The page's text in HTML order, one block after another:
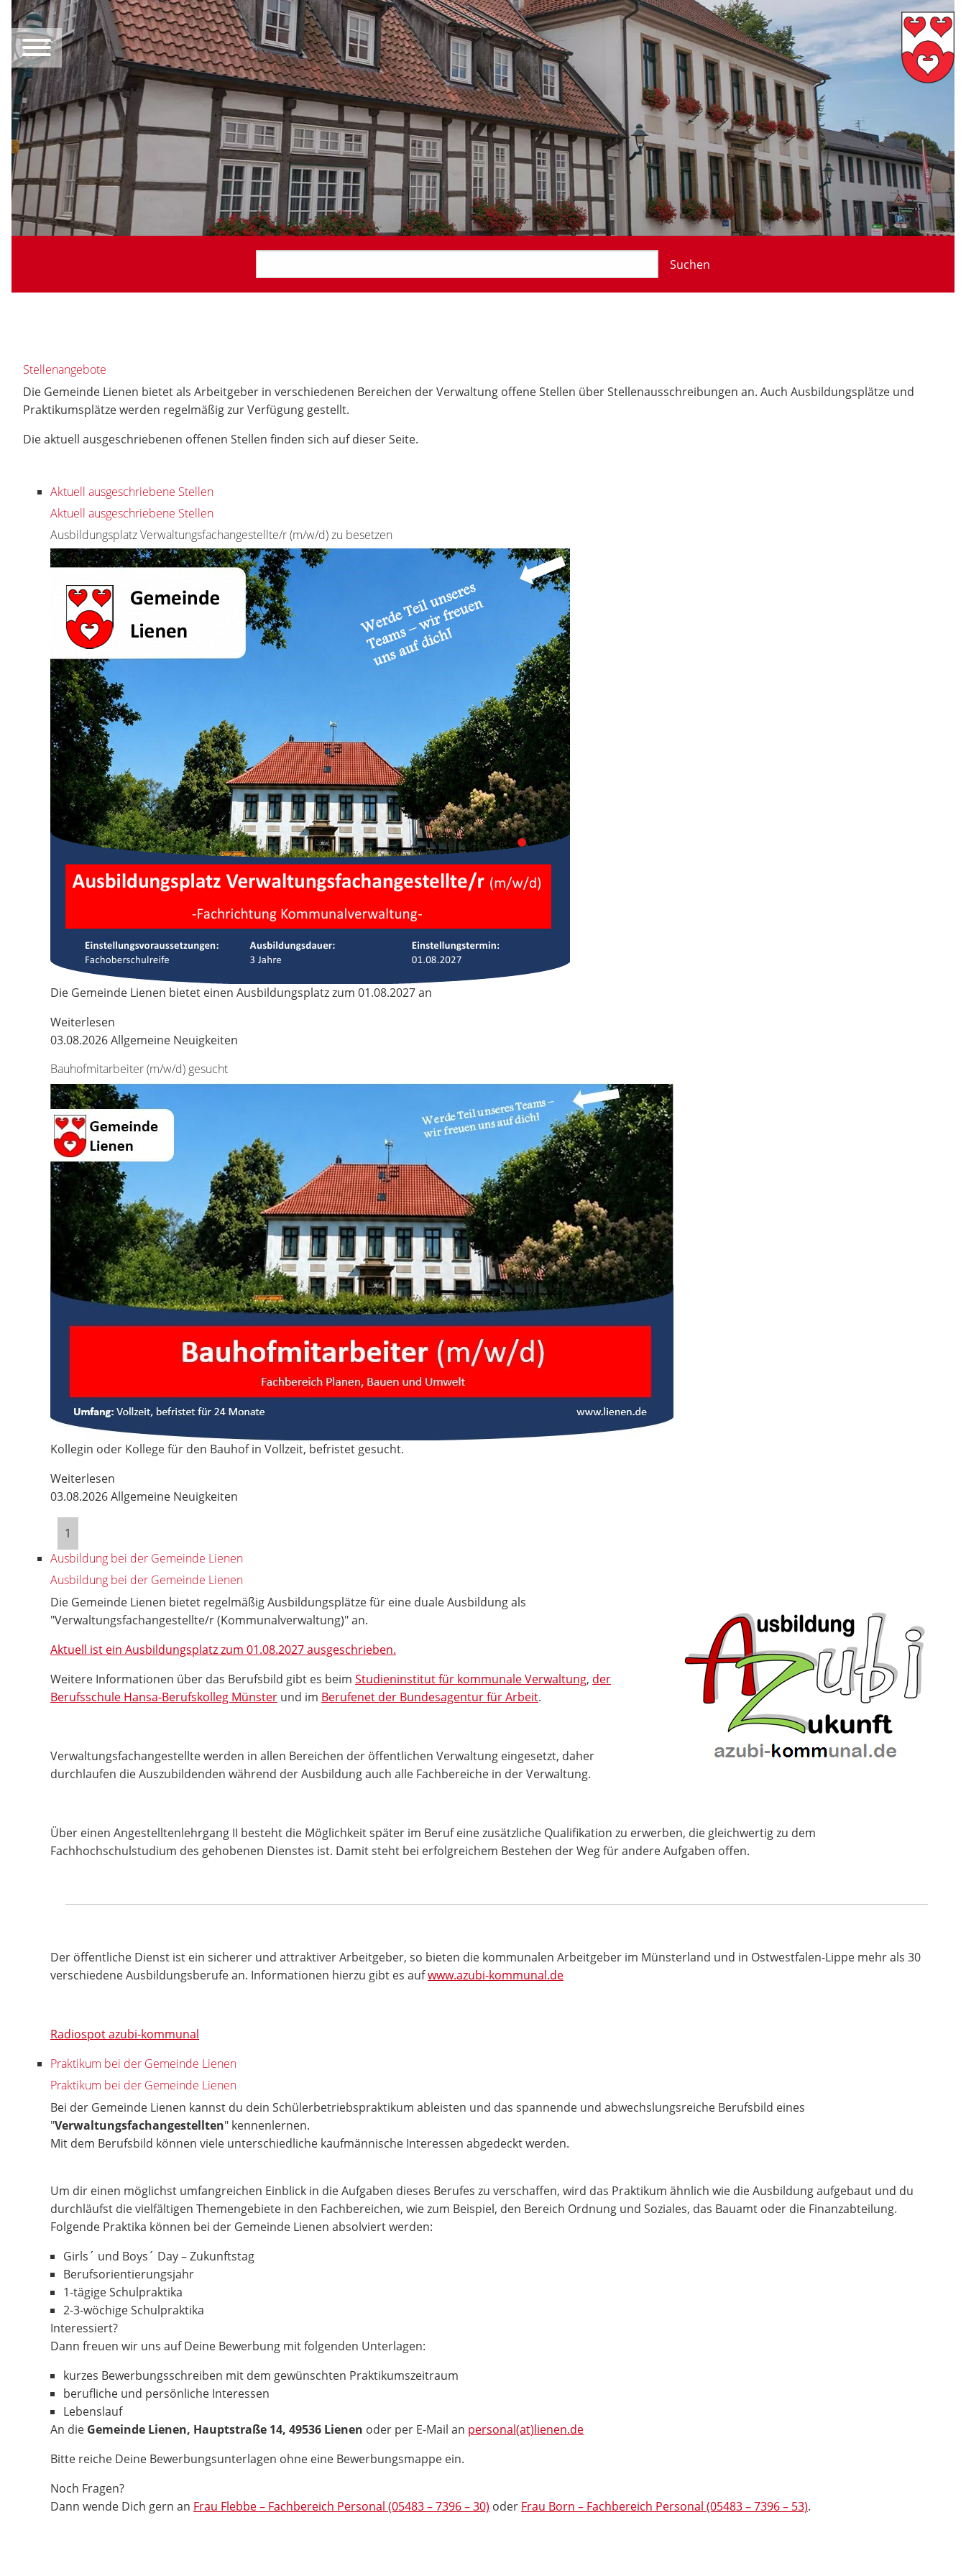
Suchen
Stellenangebote
Die Gemeinde Lienen bietet als Arbeitgeber in verschiedenen Bereichen der Verwaltung offene Stellen über Stellenausschreibungen an. Auch Ausbildungsplätze und
Praktikumsplätze werden regelmäßig zur Verfügung gestellt.
Die aktuell ausgeschriebenen offenen Stellen finden sich auf dieser Seite.
Aktuell ausgeschriebene Stellen
Aktuell ausgeschriebene Stellen
Ausbildungsplatz Verwaltungsfachangestellte/r (m/w/d) zu besetzen
Die Gemeinde Lienen bietet einen Ausbildungsplatz zum 01.08.2027 an
Weiterlesen
03.08.2026Allgemeine Neuigkeiten
Bauhofmitarbeiter (m/w/d) gesucht
Kollegin oder Kollege für den Bauhof in Vollzeit, befristet gesucht.
Weiterlesen
03.08.2026Allgemeine Neuigkeiten
1
Ausbildung bei der Gemeinde Lienen
Ausbildung bei der Gemeinde Lienen
Die Gemeinde Lienen bietet regelmäßig Ausbildungsplätze für eine duale Ausbildung als
"Verwaltungsfachangestellte/r (Kommunalverwaltung)" an.
Aktuell ist ein Ausbildungsplatz zum 01.08.2027 ausgeschrieben.
Weitere Informationen über das Berufsbild gibt es beim Studieninstitut für kommunale Verwaltung, der
Berufsschule Hansa-Berufskolleg Münster und im Berufenet der Bundesagentur für Arbeit.
Verwaltungsfachangestellte werden in allen Bereichen der öffentlichen Verwaltung eingesetzt, daher
durchlaufen die Auszubildenden während der Ausbildung auch alle Fachbereiche in der Verwaltung.
Über einen Angestelltenlehrgang II besteht die Möglichkeit später im Beruf eine zusätzliche Qualifikation zu erwerben, die gleichwertig zu dem
Fachhochschulstudium des gehobenen Dienstes ist. Damit steht bei erfolgreichem Bestehen der Weg für andere Aufgaben offen.
Der öffentliche Dienst ist ein sicherer und attraktiver Arbeitgeber, so bieten die kommunalen Arbeitgeber im Münsterland und in Ostwestfalen-Lippe mehr als 30
verschiedene Ausbildungsberufe an. Informationen hierzu gibt es aufwww.azubi-kommunal.de
Radiospot azubi-kommunal
Praktikum bei der Gemeinde Lienen
Praktikum bei der Gemeinde Lienen
Bei der Gemeinde Lienen kannst du dein Schülerbetriebspraktikum ableisten und das spannende und abwechslungsreiche Berufsbild eines
"Verwaltungsfachangestellten" kennenlernen.
Mit dem Berufsbild können viele unterschiedliche kaufmännische Interessen abgedeckt werden.
Um dir einen möglichst umfangreichen Einblick in die Aufgaben dieses Berufes zu verschaffen, wird das Praktikum ähnlich wie die Ausbildung aufgebaut und du
durchläufst die vielfältigen Themengebiete in den Fachbereichen, wie zum Beispiel, den Bereich Ordnung und Soziales, das Bauamt oder die Finanzabteilung.
Folgende Praktika können bei der Gemeinde Lienen absolviert werden:
Girls´ und Boys´ Day – Zukunftstag
Berufsorientierungsjahr
1-tägige Schulpraktika
2-3-wöchige Schulpraktika
Interessiert?
Dann freuen wir uns auf Deine Bewerbung mit folgenden Unterlagen:
kurzes Bewerbungsschreiben mit dem gewünschten Praktikumszeitraum
berufliche und persönliche Interessen
Lebenslauf
An die Gemeinde Lienen, Hauptstraße 14, 49536 Lienen oder per E-Mail an personal(at)lienen.de
Bitte reiche Deine Bewerbungsunterlagen ohne eine Bewerbungsmappe ein.
Noch Fragen?
Dann wende Dich gern an Frau Flebbe – Fachbereich Personal (05483 – 7396 – 30) oder Frau Born – Fachbereich Personal (05483 – 7396 – 53).